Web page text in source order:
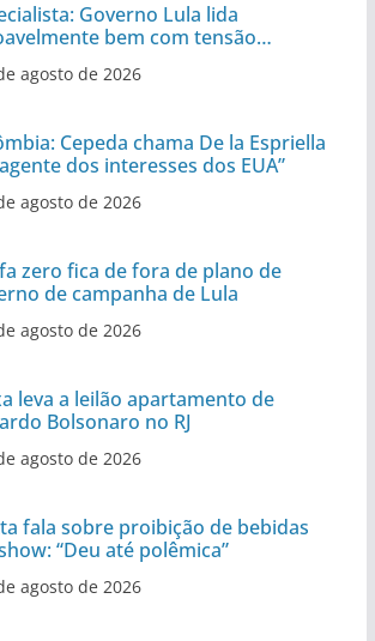
Governo Lula lida
bem com tensão
agosto de 2026
Cepeda chama De la Espriella
dos interesses dos EUA”
agosto de 2026
zero fica de fora de plano de
de campanha de Lula
agosto de 2026
leva a leilão apartamento de
Bolsonaro no RJ
agosto de 2026
fala sobre proibição de bebidas
“Deu até polêmica”
agosto de 2026